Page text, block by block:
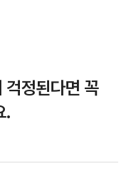
걱정된다면 꼭
.